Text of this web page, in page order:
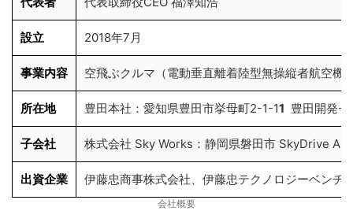
設立 2018年7月
事業内容 空飛ぶクルマ（電動垂直離着陸型無操縦者航空
所在地 豊田本社：愛知県豊田市挙母町2-1-11 豊田開発
子会社 株式会社 Sky Works：静岡県磐田市 SkyDrive
出資企業 伊藤忠商事株式会社、伊藤忠テクノロジーベンチ
会社概要